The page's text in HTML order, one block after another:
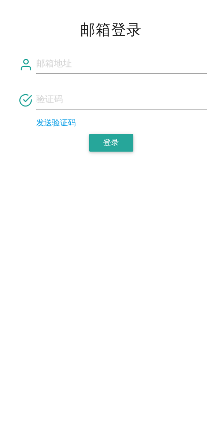
邮箱登录
发送验证码
登录